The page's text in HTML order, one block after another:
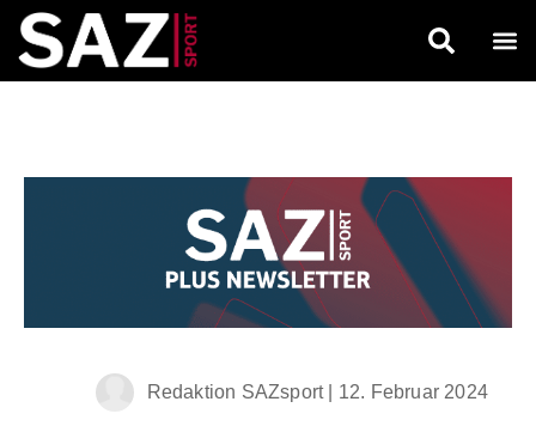
Redaktion SAZsport 12. Februar 2024